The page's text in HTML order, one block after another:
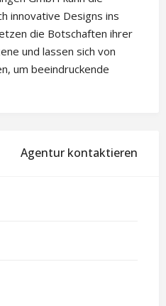
innovative Designs ins
die Botschaften ihrer
und lassen sich von
um beeindruckende
Agentur kontaktieren